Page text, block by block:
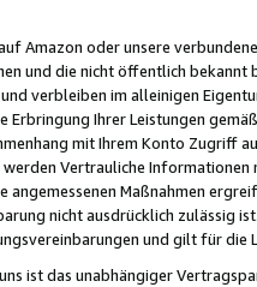
Amazon oder unsere
und die nicht öffentlich
verbleiben im alleinigen
Erbringung Ihrer Leistungen
mit Ihrem Konto
werden Vertrauliche
angemessenen Maßnahmen
nicht ausdrücklich zulässig
und gilt für die
ist das unabhängiger